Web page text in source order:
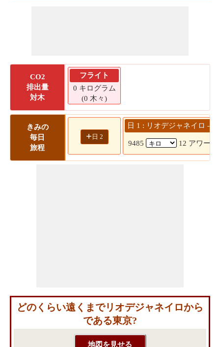
CO2
排出量
対木
フライト
0 キログラム
(0 木々)
きみの
毎日
旅程
+ 日 2
日 1 : リオデジャネイロ -->
9485 12 アワー
どのくらい遠くまでリオデジャネイロから
である東京?